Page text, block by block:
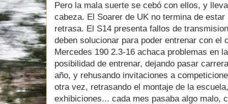
Pero la mala suerte se cebó con ellos, y
cabeza. El Soarer de UK no termina de
retrasa. El S14 presenta fallos de
deben solucionar para poder entrenar con el
Mercedes 190 2.3-16 achaca problemas en
posibilidad de entrenar, dejando pasar
año, y rehusando invitaciones a
otra vez, retrasando el montaje de la
exhibiciones... cada mes pasaba algo malo,